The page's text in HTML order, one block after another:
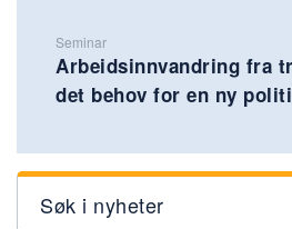
Seminar
Arbeidsinnvandring fra
det behov for en ny
Søk i nyheter